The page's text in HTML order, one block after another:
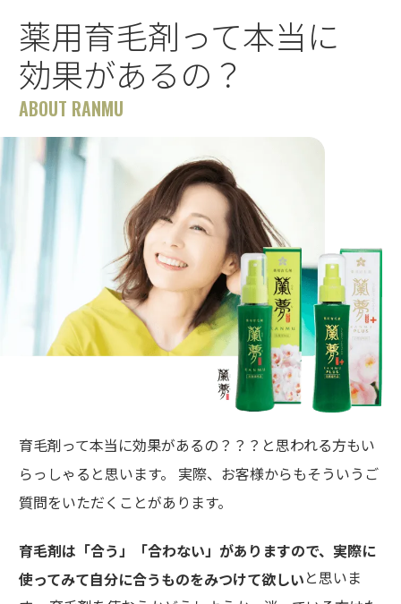
薬用育毛剤って本当に
効果があるの？
ABOUT RANMU
育毛剤って本当に効果があるの？？？と思われる方もい
らっしゃると思います。 実際、お客様からもそういうご
質問をいただくことがあります。
育毛剤は「合う」「合わない」がありますので、実際に
使ってみて自分に合うものをみつけて欲しいと思いま